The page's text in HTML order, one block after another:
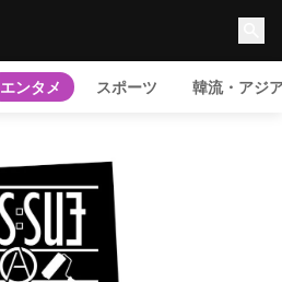
エンタメ スポーツ 韓流・アジ